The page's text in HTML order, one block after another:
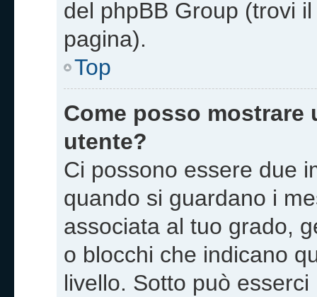
del phpBB Group (trovi
pagina).
Top
Come posso mostrare
utente?
Ci possono essere due
quando si guardano i
associata al tuo grado,
o blocchi che indicano
livello. Sotto può